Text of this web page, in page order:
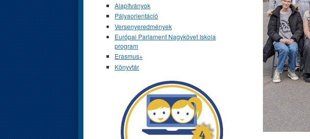
Alapítványok
Pályaorientáció
Versenyeredmények
Európai Parlament Nagykövet Iskola
program
Erasmus+
Könyvtár